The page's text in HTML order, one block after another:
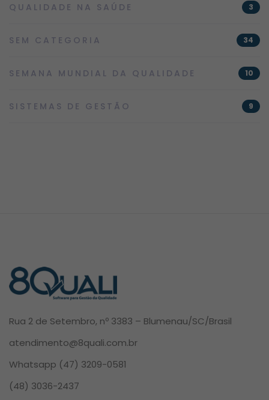
QUALIDADE NA SAÚDE 3
SEM CATEGORIA 34
SEMANA MUNDIAL DA QUALIDADE 10
SISTEMAS DE GESTÃO 9
Rua 2 de Setembro, nº 3383 – Blumenau/SC/Brasil
atendimento@8quali.com.br
Whatsapp (47) 3209-0581
(48) 3036-2437